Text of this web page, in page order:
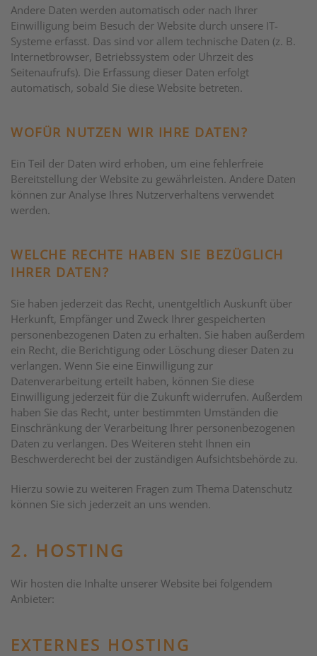
Andere Daten werden automatisch oder nach Ihrer
Einwilligung beim Besuch der Website durch unsere IT-
Systeme erfasst. Das sind vor allem technische Daten (z. B.
Internetbrowser, Betriebssystem oder Uhrzeit des
Seitenaufrufs). Die Erfassung dieser Daten erfolgt
automatisch, sobald Sie diese Website betreten.
WOFÜR NUTZEN WIR IHRE DATEN?
Ein Teil der Daten wird erhoben, um eine fehlerfreie
Bereitstellung der Website zu gewährleisten. Andere Daten
können zur Analyse Ihres Nutzerverhaltens verwendet
werden.
WELCHE RECHTE HABEN SIE BEZÜGLICH
IHRER DATEN?
Sie haben jederzeit das Recht, unentgeltlich Auskunft über
Herkunft, Empfänger und Zweck Ihrer gespeicherten
personenbezogenen Daten zu erhalten. Sie haben außerdem
ein Recht, die Berichtigung oder Löschung dieser Daten zu
verlangen. Wenn Sie eine Einwilligung zur
Datenverarbeitung erteilt haben, können Sie diese
Einwilligung jederzeit für die Zukunft widerrufen. Außerdem
haben Sie das Recht, unter bestimmten Umständen die
Einschränkung der Verarbeitung Ihrer personenbezogenen
Daten zu verlangen. Des Weiteren steht Ihnen ein
Beschwerderecht bei der zuständigen Aufsichtsbehörde zu.
Hierzu sowie zu weiteren Fragen zum Thema Datenschutz
können Sie sich jederzeit an uns wenden.
2. HOSTING
Wir hosten die Inhalte unserer Website bei folgendem
Anbieter:
EXTERNES HOSTING